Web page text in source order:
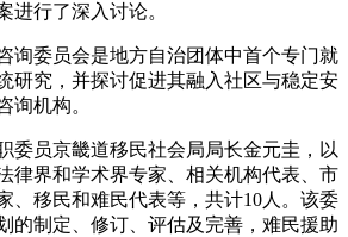
进行了深入讨论。
询委员会是地方自治团体中首个专门就
研究，并探讨促进其融入社区与稳定安
询机构。
委员京畿道移民社会局局长金元圭，以
律界和学术界专家、相关机构代表、市
、移民和难民代表等，共计10人。该委
的制定、修订、评估及完善，难民援助